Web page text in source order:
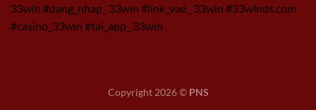
33win #dang_nhap_ 33win #link_vao_ 33win #33winds.com
#casino_33win #tai_app_ 33win
Copyright 2026 © PNS